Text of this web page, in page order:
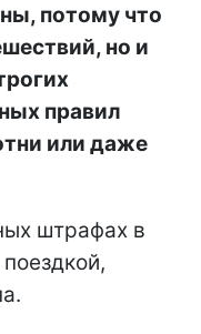
потому что
но и
правил
или даже
штрафах в